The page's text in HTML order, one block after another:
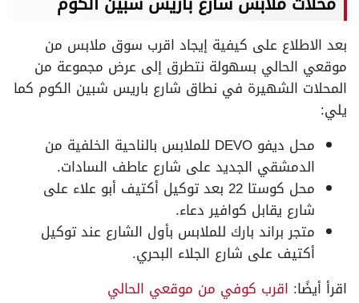
بعد الاطلاع على كيفية إيجاد اقرب سوق ملابس من
موقعي الحالي بسهولة نتطرق إلى عرض مجموعة من
المحلات الشهيرة في نطاق شارع باريس شبين الكوم كما
يلي:
محل ديفو DEVO للملابس بالناحية الخلفية من
الدمشقي الجديد على شارع عاطف السادات.
محل كوستا 22 بعد توكيل أكتيف أبو علاء على
شارع يقابل كوافير دعاء.
متجر براند بارك للملابس بأول الشارع عند توكيل
أكتيف على شارع الجلاء البحري.
اقرأ أيضًا: اقرب كوفي من موقعي الحالي